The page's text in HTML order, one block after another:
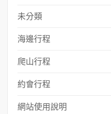
未分類
海邊行程
爬山行程
約會行程
網站使用說明